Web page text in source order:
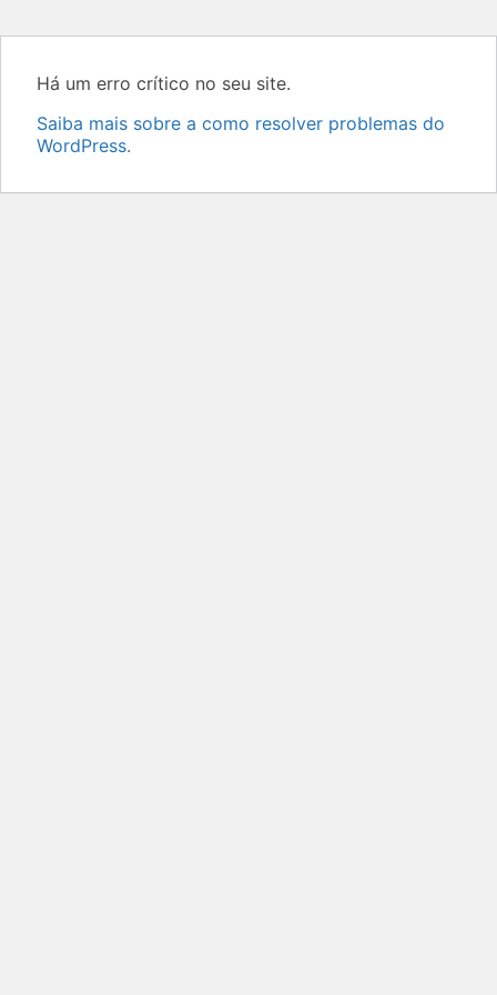
Há um erro crítico no seu site.
Saiba mais sobre a como resolver problemas do
WordPress.